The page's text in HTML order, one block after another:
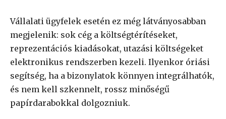
Vállalati ügyfelek esetén ez még látványosabban
megjelenik: sok cég a költségtérítéseket,
reprezentációs kiadásokat, utazási költségeket
elektronikus rendszerben kezeli. Ilyenkor óriási
segítség, ha a bizonylatok könnyen integrálhatók,
és nem kell szkennelt, rossz minőségű
papírdarabokkal dolgozniuk.